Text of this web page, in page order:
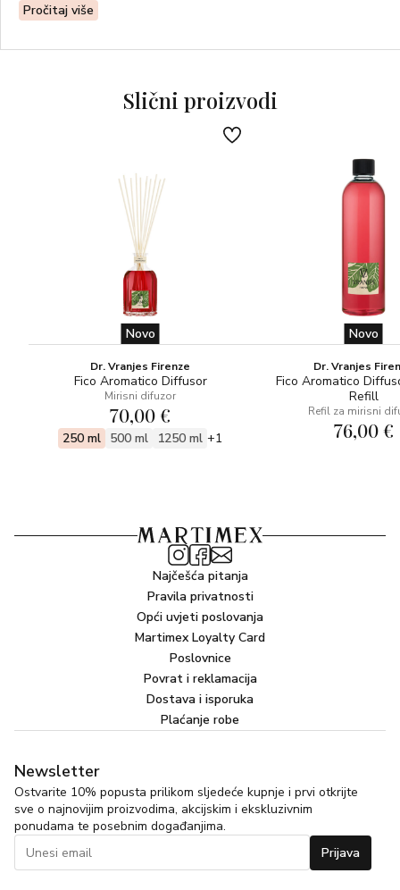
lom valova i udišući miris mora. Zatvorite oči, udahnite i
obali, pjevu galebova i tom neusporedivom osjećaju mira.
osjetila odvesti na more.
-Morske note, morske alge
-Bijeli mošus, cedrovina
Acqua ima opuštajuću osobnost koju karakteriziraju gornje
note mirte i bosiljka, praćene srcem od morskih algi i
donjim notama bijelog mošusa i cedra.
Pročitaj više
Slični proizvodi
Novo
Dr. Vranjes Firenze
Fico Aromatico Diffusor
Mirisni difuzor
70,00 €
250 ml 500 ml 1250 ml +1
Novo
Dr. Vranjes
Fico Aromatico
Refill
Refil za mirisni
76,00 €
Najčešća pitanja
Pravila privatnosti
Opći uvjeti poslovanja
Martimex Loyalty Card
Poslovnice
Povrat i reklamacija
Dostava i isporuka
Plaćanje robe
Newsletter
Ostvarite 10% popusta prilikom sljedeće kupnje i prvi otkrijte
sve o najnovijim proizvodima, akcijskim i ekskluzivnim
ponudama te posebnim događanjima.
Prijava